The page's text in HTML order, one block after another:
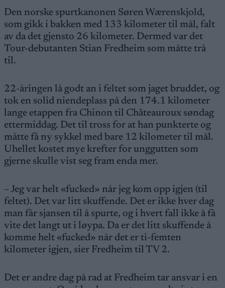
Den norske spurtkanonen Søren Wærenskjold,
som gikk i bakken med 133 kilometer til mål, falt
av da det gjensto 26 kilometer. Dermed var det
Tour-debutanten Stian Fredheim som måtte trå
til.
22-åringen lå godt an i feltet som jaget bruddet, og
tok en solid niendeplass på den 174.1 kilometer
lange etappen fra Chinon til Châteauroux søndag
ettermiddag. Det til tross for at han punkterte og
måtte få ny sykkel med bare 12 kilometer til mål.
Uhellet kostet mye krefter for unggutten som
gjerne skulle vist seg fram enda mer.
– Jeg var helt «fucked» når jeg kom opp igjen (til
feltet). Det var litt skuffende. Det er ikke hver dag
man får sjansen til å spurte, og i hvert fall ikke å få
vite det langt ut i løypa. Da er det litt skuffende å
komme helt «fucked» når det er ti-femten
kilometer igjen, sier Fredheim til TV 2.
Det er andre dag på rad at Fredheim tar ansvar i en